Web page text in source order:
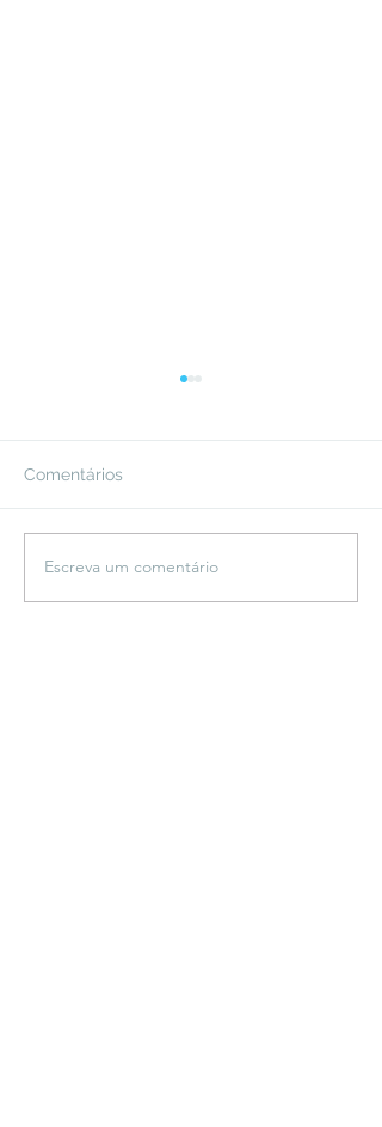
Festival Favela Sounds
Comentários
Escreva um comentário